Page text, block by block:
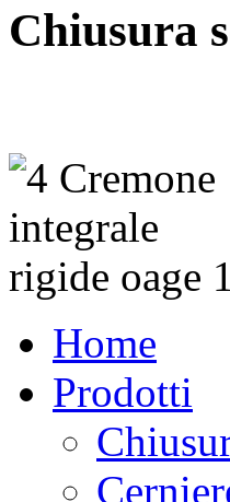
Chiusura
Home
Prodotti